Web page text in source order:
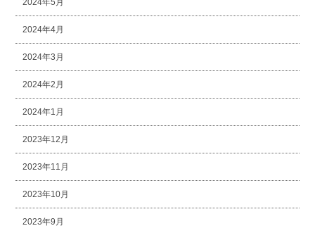
2024年5月
2024年4月
2024年3月
2024年2月
2024年1月
2023年12月
2023年11月
2023年10月
2023年9月